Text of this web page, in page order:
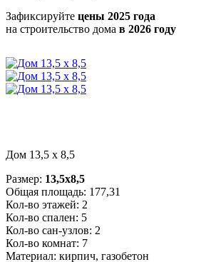
Зафиксируйте цены 2025 года
на строительство дома в 2026 году
Дом 13,5 х 8,5
Размер: 13,5x8,5
Общая площадь: 177,31
Кол-во этажей: 2
Кол-во спален: 5
Кол-во сан-узлов: 2
Кол-во комнат: 7
Материал: кирпич, газобетон